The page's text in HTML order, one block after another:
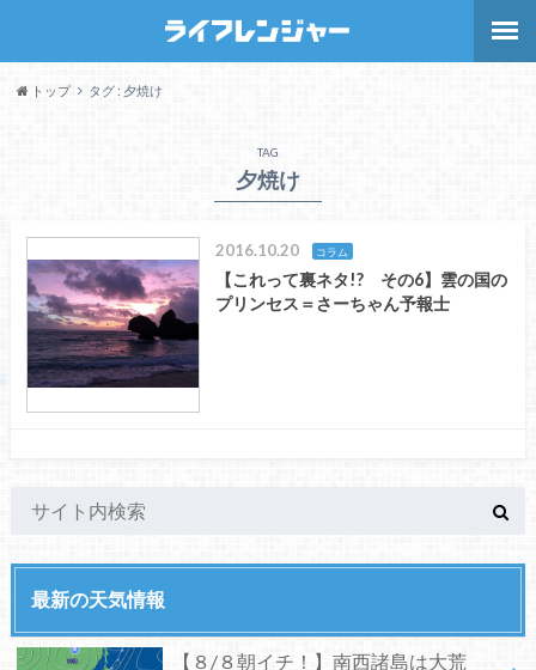
トップ タグ : 夕焼け
TAG
夕焼け
2016.10.20 コラム
【これって裏ネタ!? その6】雲の国の
プリンセス＝さーちゃん予報士
最新の天気情報
【８/８朝イチ！】南西諸島は大荒